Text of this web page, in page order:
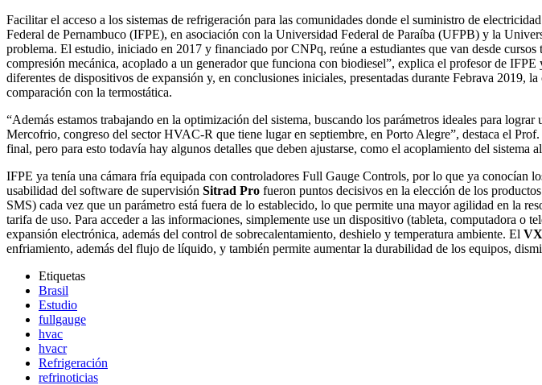
Facilitar el acceso a los sistemas de refrigeración para las comunidades donde el suministro de
Federal de Pernambuco (IFPE), en asociación con la Universidad Federal de Paraíba (UFPB) y la
problema. El estudio, iniciado en 2017 y financiado por CNPq, reúne a estudiantes que van desde
compresión mecánica, acoplado a un generador que funciona con biodiesel”, explica el profesor de
diferentes de dispositivos de expansión y, en conclusiones iniciales, presentadas durante Febrava 2019,
comparación con la termostática.
“Además estamos trabajando en la optimización del sistema, buscando los parámetros ideales para
Mercofrio, congreso del sector HVAC-R que tiene lugar en septiembre, en Porto Alegre”, destaca el
final, pero para esto todavía hay algunos detalles que deben ajustarse, como el acoplamiento del
IFPE ya tenía una cámara fría equipada con controladores Full Gauge Controls, por lo que ya conocían
usabilidad del software de supervisión Sitrad Pro fueron puntos decisivos en la elección de los
SMS) cada vez que un parámetro está fuera de lo establecido, lo que permite una mayor agilidad en la
tarifa de uso. Para acceder a las informaciones, simplemente use un dispositivo (tableta, computadora o
expansión electrónica, además del control de sobrecalentamiento, deshielo y temperatura ambiente. El
enfriamiento, además del flujo de líquido, y también permite aumentar la durabilidad de los equipos,
Etiquetas
Brasil
Estudio
fullgauge
hvac
hvacr
Refrigeración
refrinoticias